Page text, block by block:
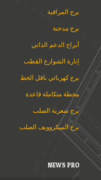
برج المراقبة
برج مدخنة
أبراج الدعم الذاتي
إنارة الشوارع القطب
برج كهربائي ناقل الخط
محطة متكاملة قاعدة
برج شعرية الصلب
برج الميكروويف الصلب
NEWS PRO